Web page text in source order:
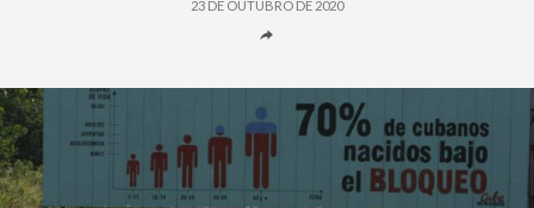
23 DE OUTUBRO DE 2020